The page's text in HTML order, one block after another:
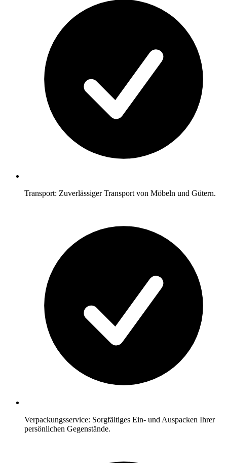
Transport: Zuverlässiger Transport von Möbeln und Gütern.
Verpackungsservice: Sorgfältiges Ein- und Auspacken Ihrer
persönlichen Gegenstände.